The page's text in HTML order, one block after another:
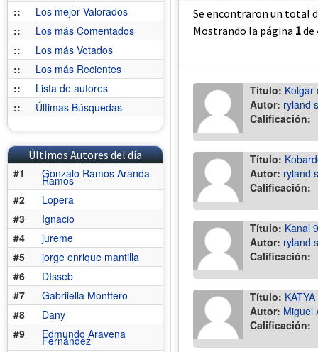
::
Los mejor Valorados
::
Los más Comentados
::
Los más Votados
::
Los más Recientes
::
Lista de autores
::
Últimas Búsquedas
Últimos Autores del día
#1
Gonzalo Ramos Aranda
Ramos
#2
Lopera
#3
Ignacio
#4
jureme
#5
jorge enrique mantilla
#6
DIsseb
#7
Gabriiella Monttero
#8
Dany
#9
Edmundo Aravena
Fernández
Se encontraron un total
Mostrando la página 1de
Título: Kolgar
Autor: ryland
Calificación:
Título:
Autor: ryland
Calificación:
Título: Kanal
Autor: ryland
Calificación:
Título: KATYA
Autor: Miguel
Calificación: